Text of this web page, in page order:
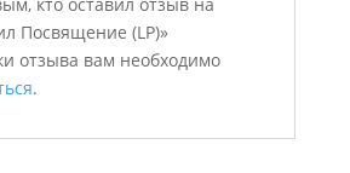
Посвящение (LP)»
отзыва вам необходимо
.